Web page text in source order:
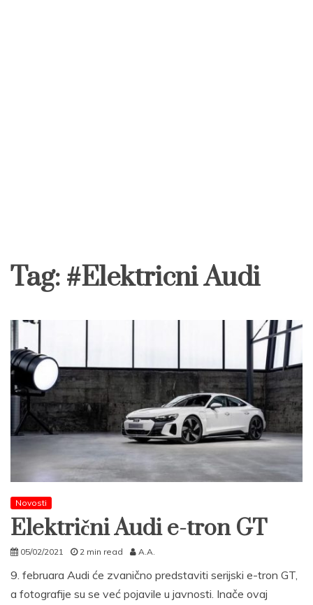
Tag: #Elektricni Audi
Novosti
Električni Audi e-tron GT
05/02/2021 2 min read A.A.
9. februara Audi će zvanično predstaviti serijski e-tron GT,
a fotografije su se već pojavile u javnosti. Inače ovaj